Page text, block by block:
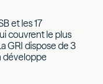
et les 17
couvrent le plus
GRI dispose de 3
développe